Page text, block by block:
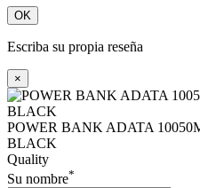
OK
Escriba su propia reseña
×
POWER BANK ADATA
BLACK
Quality
Su nombre*